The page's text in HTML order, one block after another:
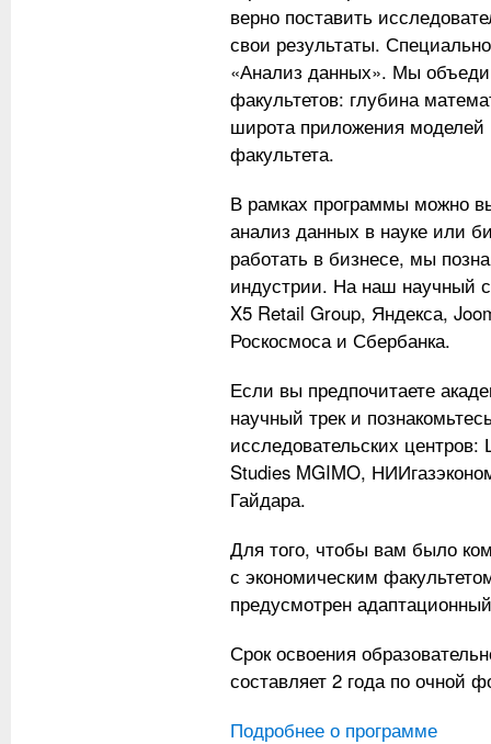
верно поставить
свои результаты.
«Анализ данных». Мы
факультетов: глубина
широта приложения моделей
факультета.
В рамках программы можно
анализ данных в науке или
работать в бизнесе, мы
индустрии. На наш научный
X5 Retail Group, Яндекса,
Роскосмоса и Сбербанка.
Если вы предпочитаете
научный трек и
исследовательских
Studies MGIMO,
Гайдара.
Для того, чтобы вам было
с экономическим
предусмотрен
Срок освоения
составляет 2 года по очной
Подробнее о программе